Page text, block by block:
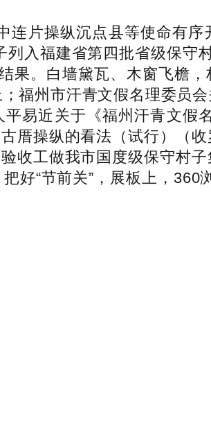
片操纵沉点县等使命有序
入福建省第四批省级保守
果。白墙黛瓦、木窗飞檐
福州市汗青文假名理委员
易近关于《福州汗青文假
厝操纵的看法（试行）（
收工做我市国度级保守村
把好“节前关”，展板上，